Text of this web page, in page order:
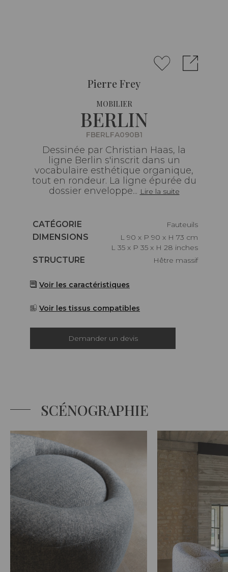
Pierre Frey
MOBILIER
BERLIN
FBERLFA090B1
Dessinée par Christian Haas, la
ligne Berlin s'inscrit dans un
vocabulaire esthétique organique,
tout en rondeur. La ligne épurée du
dossier enveloppe... Lire la suite
Caractéristiques
CATÉGORIE
Fauteuils
Caractéristiques
DIMENSIONS
L 90 x P 90 x H 73 cm
L 35 x P 35 x H 28 inches
Caractéristiques
STRUCTURE Hêtre massif
Voir les caractéristiques
Voir les tissus compatibles
Demander un devis
SCÉNOGRAPHIE